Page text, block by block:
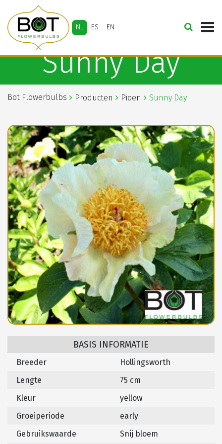
NL ES EN
Sunny Day
Bot Flowerbulbs Producten Pioen Sunny Day
BASIS INFORMATIE
Breeder
Hollingsworth
Lengte
75 cm
Kleur
yellow
Groeiperiode
early
Gebruikswaarde
Snij bloem